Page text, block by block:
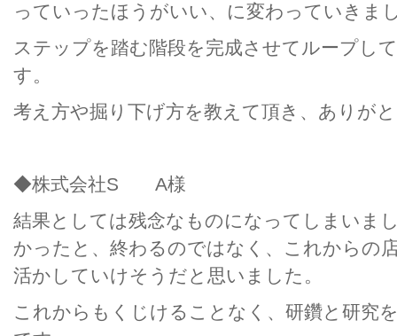
っていったほうがいい、に変わっていきま
ステップを踏む階段を完成させてループし
す。
考え方や掘り下げ方を教えて頂き、ありが
◆株式会社S A様
結果としては残念なものになってしまいま
かったと、終わるのではなく、これからの
活かしていけそうだと思いました。
これからもくじけることなく、研鑽と研究